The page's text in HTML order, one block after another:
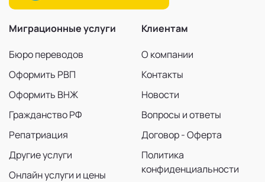
Миграционные услуги
Бюро переводов
Оформить РВП
Оформить ВНЖ
Гражданство РФ
Репатриация
Другие услуги
Онлайн услуги и цены
Клиентам
О компании
Контакты
Новости
Вопросы и ответы
Договор - Оферта
Политика
конфиденциальности